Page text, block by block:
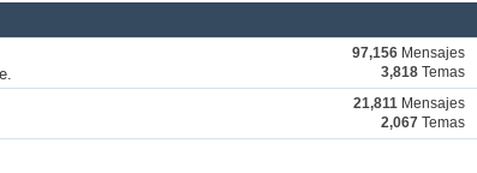
97,156 Mensajes
3,818 Temas
21,811 Mensajes
2,067
Temas